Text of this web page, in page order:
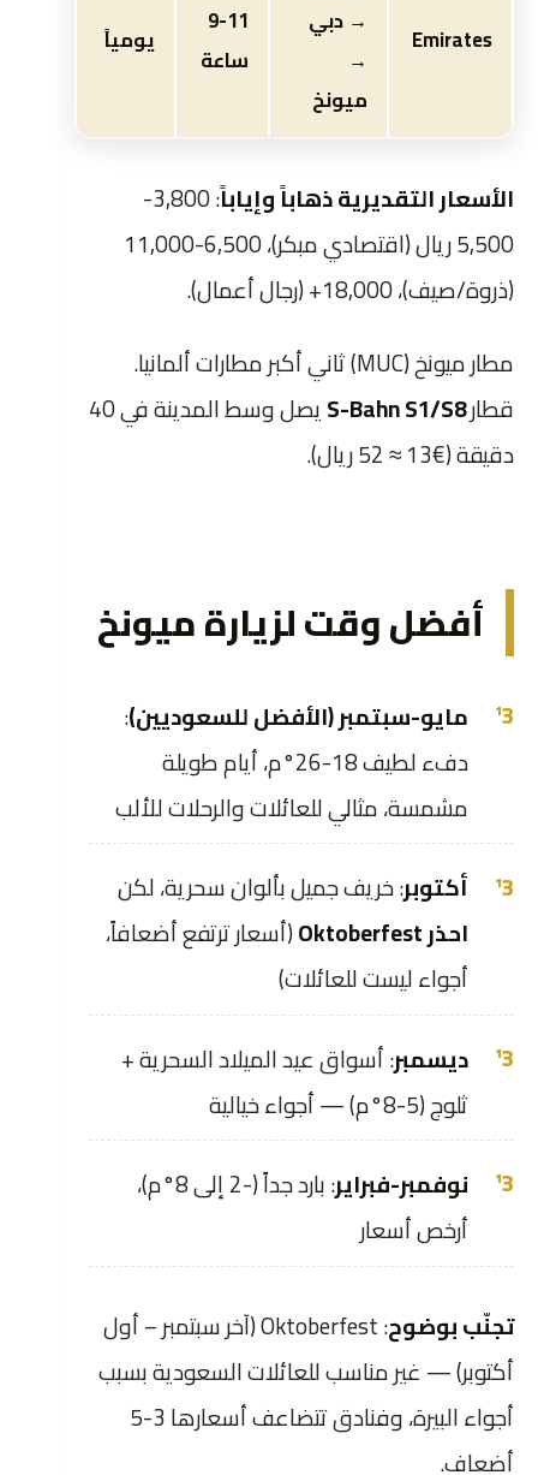
Emirates
→ دبي
→
ميونخ
9-11
ساعة
يومياً
الأسعار التقديرية ذهاباً وإياباً
: 3,800-
5,500 ريال (اقتصادي مبكر)، 6,500-11,000
(ذروة/صيف)، 18,000+ (رجال أعمال).
مطار ميونخ (MUC) ثاني أكبر مطارات ألمانيا.
قطارS-Bahn S1/S8
يصل وسط المدينة في 40
دقيقة (€13 ≈ 52 ريال).
أفضل وقت لزيارة ميونخ
مايو-سبتمبر (الأفضل للسعوديين):
دفء لطيف 18-26°م، أيام طويلة
مشمسة، مثالي للعائلات والرحلات للألب
أكتوبر: خريف جميل بألوان سحرية، لكن
احذر Oktoberfest
(أسعار ترتفع أضعافاً،
أجواء ليست للعائلات)
ديسمبر: أسواق عيد الميلاد السحرية +
ثلوج (5-8°م) — أجواء خيالية
نوفمبر-فبراير
: بارد جداً (-2 إلى 8°م)،
أرخص أسعار
تجنّب بوضوح
: Oktoberfest (آخر سبتمبر – أول
أكتوبر) — غير مناسب للعائلات السعودية بسبب
أجواء البيرة، وفنادق تتضاعف أسعارها 3-5
أضعاف.